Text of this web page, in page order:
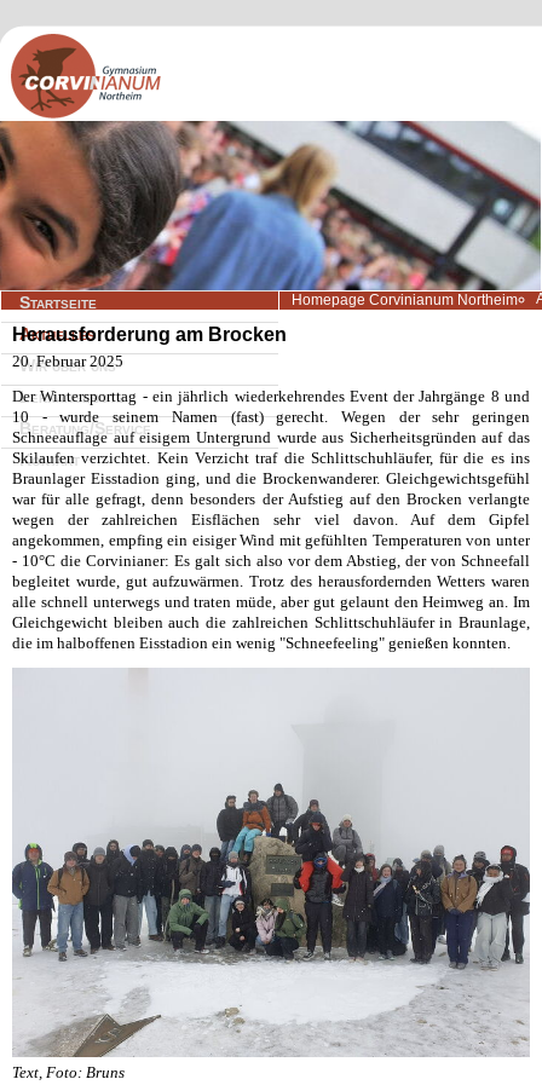
Navigation
überspringen
Startseite
Aktuelles
Wir über uns
Lernangebote
Beratung/Service
Kontakt
Homepage Corvinianum Northeim
Herausforderung am Brocken
20. Februar 2025
Der Wintersporttag - ein jährlich wiederkehrendes Event der Jahrgänge 8 und
10 - wurde seinem Namen (fast) gerecht. Wegen der sehr geringen
Schneeauflage auf eisigem Untergrund wurde aus Sicherheitsgründen auf das
Skilaufen verzichtet. Kein Verzicht traf die Schlittschuhläufer, für die es ins
Braunlager Eisstadion ging, und die Brockenwanderer. Gleichgewichtsgefühl
war für alle gefragt, denn besonders der Aufstieg auf den Brocken verlangte
wegen der zahlreichen Eisflächen sehr viel davon. Auf dem Gipfel
angekommen, empfing ein eisiger Wind mit gefühlten Temperaturen von unter
- 10°C die Corvinianer: Es galt sich also vor dem Abstieg, der von Schneefall
begleitet wurde, gut aufzuwärmen. Trotz des herausfordernden Wetters waren
alle schnell unterwegs und traten müde, aber gut gelaunt den Heimweg an. Im
Gleichgewicht bleiben auch die zahlreichen Schlittschuhläufer in Braunlage,
die im halboffenen Eisstadion ein wenig "Schneefeeling" genießen konnten.
Text, Foto: Bruns